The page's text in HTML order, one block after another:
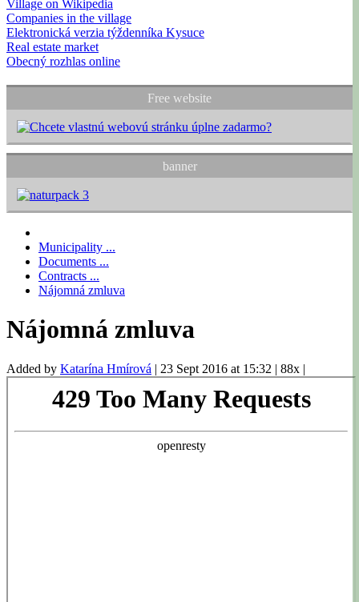
Village on Wikipedia
Companies in the village
Elektronická verzia týždenníka Kysuce
Real estate market
Obecný rozhlas online
Free website
banner
Municipality ...
Documents ...
Contracts ...
Nájomná zmluva
Nájomná zmluva
Added by Katarína Hmírová | 23 Sept 2016 at 15:32 | 88x |